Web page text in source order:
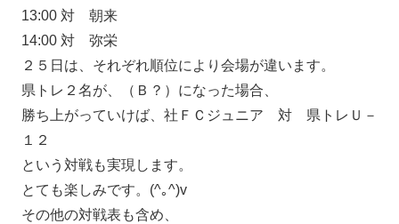
13:00 対 朝来
14:00 対 弥栄
２５日は、それぞれ順位により会場が違います。
県トレ２名が、（Ｂ？）になった場合、
勝ち上がっていけば、社ＦＣジュニア 対 県トレＵ－
１２
という対戦も実現します。
とても楽しみです。(^｡^)v
その他の対戦表も含め、